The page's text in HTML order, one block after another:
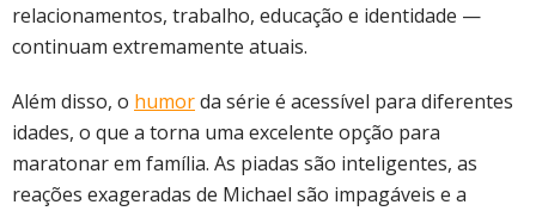
relacionamentos, trabalho, educação e identidade —
continuam extremamente atuais.
Além disso, o humorda série é acessível para diferentes
idades, o que a torna uma excelente opção para
maratonar em família. As piadas são inteligentes, as
reações exageradas de Michael são impagáveis e a